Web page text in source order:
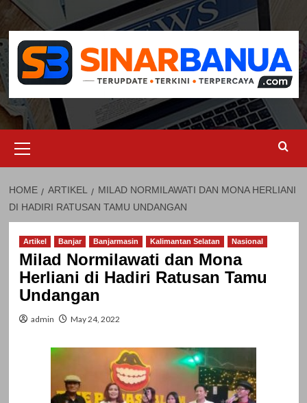
Skip
content
Menu
HOME ARTIKEL
MILAD NORMILAWATI DAN MONA HERLIANI
DI HADIRI RATUSAN TAMU UNDANGAN
Artikel Banjar Banjarmasin Kalimantan Selatan Nasional
Milad Normilawati dan Mona
Herliani di Hadiri Ratusan Tamu
Undangan
admin May 24, 2022